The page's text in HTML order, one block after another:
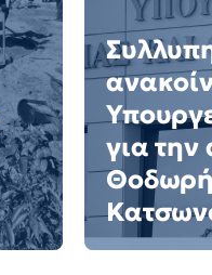
για την